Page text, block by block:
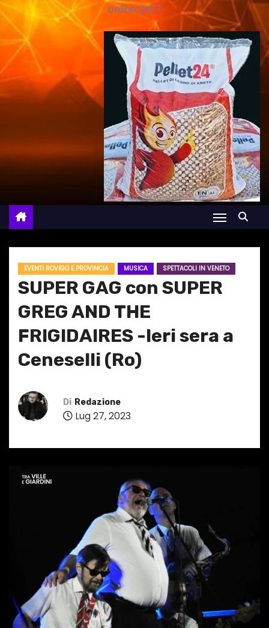
online 24/7
EVENTI ROVIGO E PROVINCIA MUSICA SPETTACOLI IN VENETO
SUPER GAG con SUPER
GREG AND THE
FRIGIDAIRES -Ieri sera a
Ceneselli (Ro)
Di Redazione
Lug 27, 2023